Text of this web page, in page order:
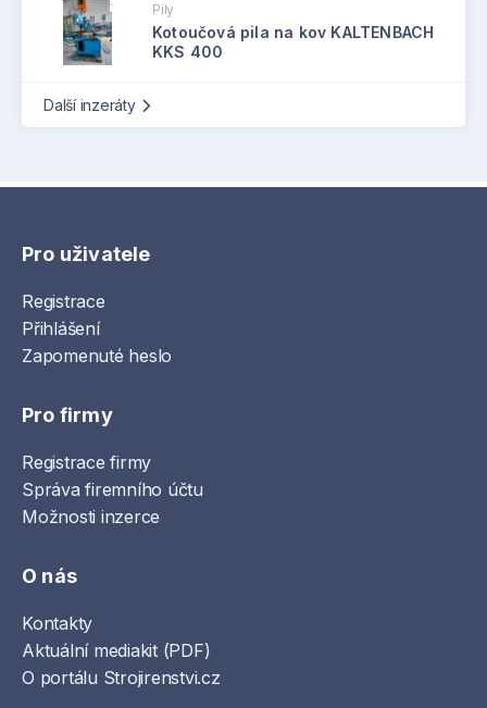
Pily
Kotoučová pila na kov KALTENBACH
KKS 400
Další inzeráty
Pro uživatele
Registrace
Přihlášení
Zapomenuté heslo
Pro firmy
Registrace firmy
Správa firemního účtu
Možnosti inzerce
O nás
Kontakty
Aktuální mediakit (PDF)
O portálu Strojirenstvi.cz